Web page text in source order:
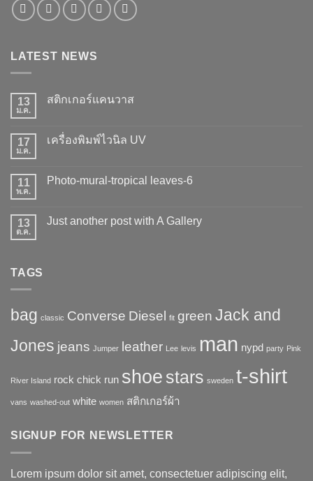
LATEST NEWS
13
ม.ค.
สติกเกอร์แคนวาส
บน
แค
นวาส
17
ม.ค.
เครื่องพิมพ์ไวนิล UV
บน
UV
11
พ.ค.
Photo-mural-tropical leaves-6
บน
13
ต.ค.
Just another post with A Gallery
Gallery
TAGS
bag classic Converse Diesel fit green Jack and
Jones jeans Jumper leather Lee levis man nypd party Pink
River Island rock chick run shoe stars sweden t-shirt
vans washed-out white women สติกเกอร์ผ้า
SIGNUP FOR NEWSLETTER
Lorem ipsum dolor sit amet, consectetuer adipiscing elit,